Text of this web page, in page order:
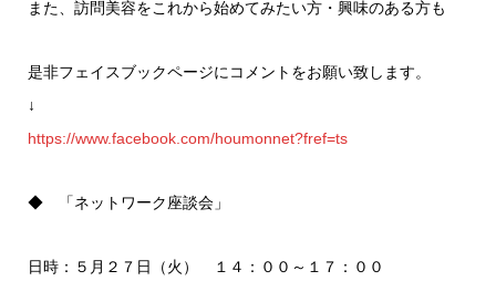
また、訪問美容をこれから始めてみたい方・興味のある方も
是非フェイスブックページにコメントをお願い致します。
↓
https://www.facebook.com/houmonnet?fref=ts
◆ 「ネットワーク座談会」
日時：５月２７日（火） １４：００～１７：００